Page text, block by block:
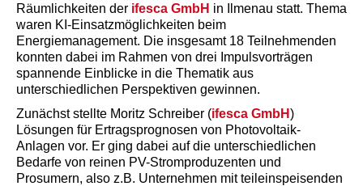
Räumlichkeiten der ifesca GmbH in Ilmenau statt. Thema
waren KI-Einsatzmöglichkeiten beim
Energiemanagement. Die insgesamt 18 Teilnehmenden
konnten dabei im Rahmen von drei Impulsvorträgen
spannende Einblicke in die Thematik aus
unterschiedlichen Perspektiven gewinnen.
Zunächst stellte Moritz Schreiber (ifesca GmbH)
Lösungen für Ertragsprognosen von Photovoltaik-
Anlagen vor. Er ging dabei auf die unterschiedlichen
Bedarfe von reinen PV-Stromproduzenten und
Prosumern, also z.B. Unternehmen mit teileinspeisenden